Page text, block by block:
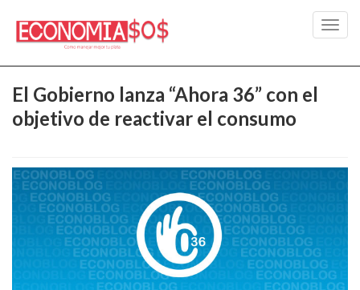
El Gobierno lanza “Ahora 36” con el
objetivo de reactivar el consumo